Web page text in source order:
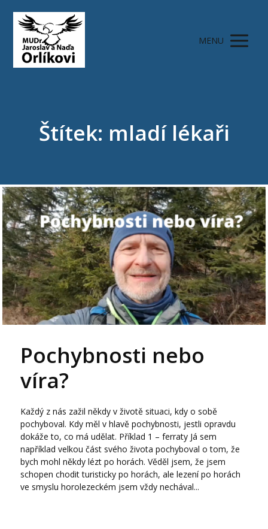
MENU
Štítek: mladí lékaři
Pochybnosti nebo
víra?
Každý z nás zažil někdy v životě situaci, kdy o sobě
pochyboval. Kdy měl v hlavě pochybnosti, jestli opravdu
dokáže to, co má udělat. Příklad 1 – ferraty Já sem
například velkou část svého života pochyboval o tom, že
bych mohl někdy lézt po horách. Věděl jsem, že jsem
schopen chodit turisticky po horách, ale lezení po horách
ve smyslu horolezeckém jsem vždy nechával...